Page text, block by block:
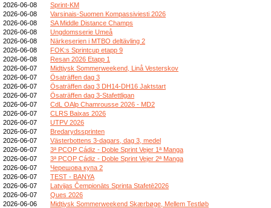
2026-06-08
Sprint-KM
2026-06-08
Varsinais-Suomen Kompassiviesti 2026
2026-06-08
SA Middle Distance Champs
2026-06-08
Ungdomsserie Umeå
2026-06-08
Närkeserien i MTBO deltävling 2
2026-06-08
FOK:s Sprintcup etapp 9
2026-06-08
Resan 2026 Etapp 1
2026-06-07
Midtjysk Sommerweekend, Linå Vesterskov
2026-06-07
Ösaträffen dag 3
2026-06-07
Ösaträffen dag 3 DH14-DH16 Jaktstart
2026-06-07
Ösaträffen dag 3-Stafettligan
2026-06-07
CdL OAlp Chamrousse 2026 - MD2
2026-06-07
CLRS Baixas 2026
2026-06-07
UTPV 2026
2026-06-07
Bredarydssprinten
2026-06-07
Västerbottens 3-dagars, dag 3, medel
2026-06-07
3ª PCOP Cádiz - Doble Sprint Vejer 1ª Manga
2026-06-07
3ª PCOP Cádiz - Doble Sprint Vejer 2ª Manga
2026-06-07
Черешова купа 2
2026-06-07
TEST - BANYA
2026-06-07
Latvijas Čempionāts Sprinta Stafetē2026
2026-06-07
Ques 2026
2026-06-06
Midtjysk Sommerweekend Skærbøge, Mellem Testløb